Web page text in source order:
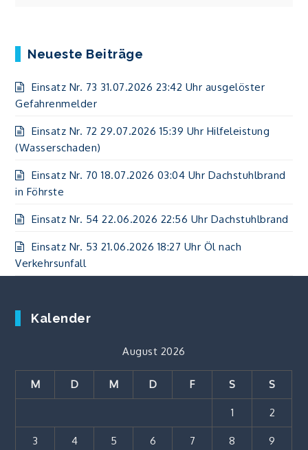
Neueste Beiträge
Einsatz Nr. 73 31.07.2026 23:42 Uhr ausgelöster
Gefahrenmelder
Einsatz Nr. 72 29.07.2026 15:39 Uhr Hilfeleistung
(Wasserschaden)
Einsatz Nr. 70 18.07.2026 03:04 Uhr Dachstuhlbrand
in Föhrste
Einsatz Nr. 54 22.06.2026 22:56 Uhr Dachstuhlbrand
Einsatz Nr. 53 21.06.2026 18:27 Uhr Öl nach
Verkehrsunfall
Kalender
August 2026
M D M D F S S
1 2
3 4 5 6 7 8 9